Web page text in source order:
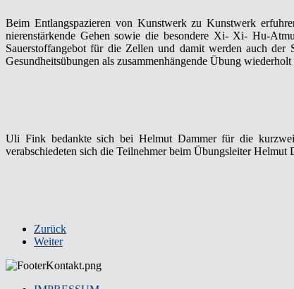
Beim Entlangspazieren von Kunstwerk zu Kunstwerk
nierenstärkende Gehen sowie die besondere Xi- Xi- Hu-
Sauerstoffangebot für die Zellen und damit werden auch
Gesundheitsübungen als zusammenhängende Übung
Uli Fink bedankte sich bei Helmut Dammer für die
verabschiedeten sich die Teilnehmer beim Übungsleiter
Zurück
Weiter